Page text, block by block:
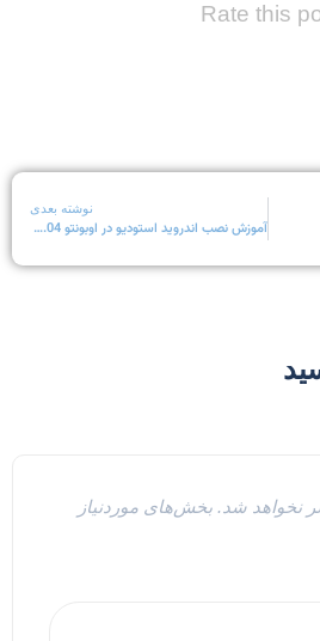
Rate this
نوشته بعدی
آموزش نصب اندروید استودیو در اوبونتو 18.04
نخواهد شد. بخش‌های موردنیاز